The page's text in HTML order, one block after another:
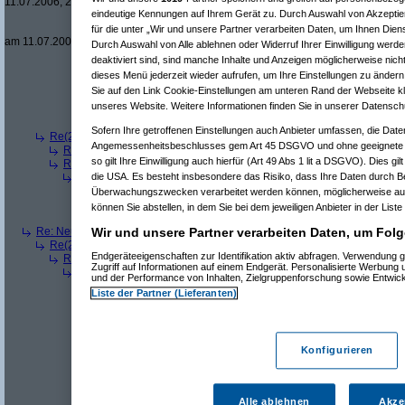
Re(14): Neue Auflösung: 5120x1600(
Re(15): Neue Auflösung: 5120x1600
am 11.07.2006, 22:36:36)
Re(5): Neue Auflösung: 5120x1600( Beelam 11.07.2006,
Re(6): Neue Auflösung: 5120x1600
( Pervasive
am
Re(7): Neue Auflösung: 5120x1600 (Beelam 11.07.2006,
Re(8): Neue Auflösung: 5120x1600(Pervasiveam
Re(9): Neue Auflösung: 5120x1600(Beelam
Re(2): Neue Auflösung: 5120x1600(Mr L am 11.07.2006, 13:57:48)
Re(3): Neue Auflösung: 5120x1600(dizoam 11.07.2006, 13:58:27)
Re(3): Neue Auflösung: 5120x1600( Pervasive am 11.07.2006,
Re(4): Neue Auflösung: 5120x1600( phjam 11.07.2006, 13:59:44)
Re(5): Neue Auflösung: 5120x1600(teletham 11.07.2006,
Re(5): Neue Auflösung: 5120x1600(Pervasiveam 11.07.2006,
Re: Neue Auflösung: 5120x1600(teletham 11.07.2006, 13:49:03)
Re(2): Neue Auflösung: 5120x1600
Re(3): Neue Auflösung: 5120x1600(teleth am 11.07.2006, 13:49:42)
Re(4): Neue Auflösung: 5120x1600(Pervasiveam 11.07.2006,
Re(5): Neue Auflösung: 5120x1600( dizo
am 11.07.2006,
Re(6): Neue Auflösung: 5120x1600
Re(10): Neue Auflösung: 5120x1600(Pervasive
Re(11): Neue Auflösung: 5120x1600(dizoam
Re(12): Neue Auflösung: 5120x1600(phj
eindeutige Kennungen auf Ihrem Gerät zu. Durch Auswahl von
für die unter „Wir und unsere Partner verarbeiten Daten, um Ihnen
Durch Auswahl von Alle ablehnen oder Widerruf Ihrer Einwilligung
deaktiviert sind, sind manche Inhalte und Anzeigen möglicherweise
dieses Menü jederzeit wieder aufrufen, um Ihre Einstellungen zu
Sie auf den Link Cookie-Einstellungen am unteren Rand der Webseite
unseres Website. Weitere Informationen finden Sie in unserer
Sofern Ihre getroffenen Einstellungen auch Anbieter umfassen, die
Angemessenheitsbeschlusses gem Art 45 DSGVO und ohne
so gilt Ihre Einwilligung auch hierfür (Art 49 Abs 1 lit a DSGVO). Dies
die USA. Es besteht insbesondere das Risiko, dass Ihre Daten durch
Überwachungszwecken verarbeitet werden können, möglicherweise
können Sie abstellen, in dem Sie bei dem jeweiligen Anbieter in der
Wir und unsere Partner verarbeiten Daten, um
Endgeräteeigenschaften zur Identifikation aktiv abfragen. Verwendung
Zugriff auf Informationen auf einem Endgerät. Personalisierte Werbung
und der Performance von Inhalten, Zielgruppenforschung sowie
Liste der Partner (Lieferanten)
Konfigurieren
Alle ablehnen